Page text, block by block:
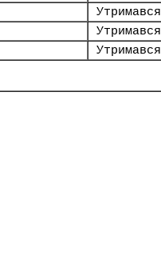
Утримався
Утримався
Утримався